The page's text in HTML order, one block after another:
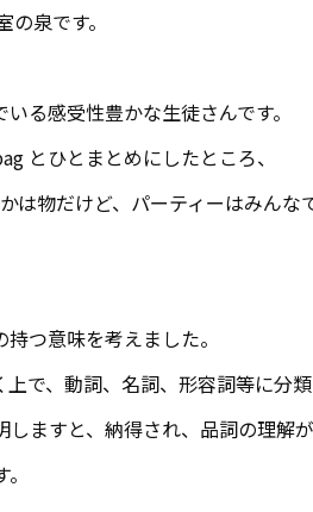
泉です。
る感受性豊かな生徒さんです。
とひとまとめにしたところ、
は物だけど、パーティーはみんな
つ意味を考えました。
で、動詞、名詞、形容詞等に分類
ますと、納得され、品詞の理解が